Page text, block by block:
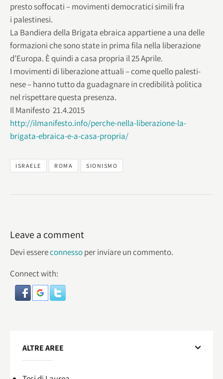
pre­sto sof­fo­cati – movi­menti demo­cra­tici simili fra
i palestinesi.
La Ban­diera della Bri­gata ebraica appar­tiene a una delle
for­ma­zioni che sono state in prima fila nella libe­ra­zione
d’Europa. È quindi a casa pro­pria il 25 Aprile.
I movi­menti di libe­ra­zione attuali – come quello pale­sti­
nese – hanno tutto da gua­da­gnare in cre­di­bi­lità poli­tica
nel rispet­tare que­sta presenza.
Il Manifesto 21.4.2015
http://ilmanifesto.info/perche-nella-liberazione-la-
brigata-ebraica-e-a-casa-propria/
ISRAELE ROMA SIONISMO
Leave a comment
Devi essereconnessoper inviare un commento.
Connect with:
ALTRE AREE